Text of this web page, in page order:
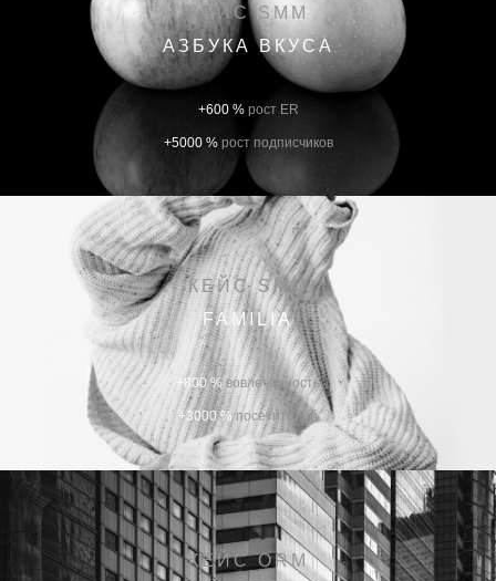
КЕЙС SMM
АЗБУКА ВКУСА
+600 % рост ER
+5000 % рост подписчиков
КЕЙС SMM
FAMILIA
+800 %вовлеченность
+3000 %посетителей
КЕЙС ORM